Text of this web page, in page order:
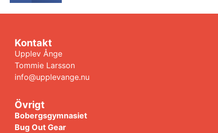
Kontakt
Upplev Ånge
Tommie Larsson
info@upplevange.nu
Övrigt
Bobergsgymnasiet
Bug Out Gear